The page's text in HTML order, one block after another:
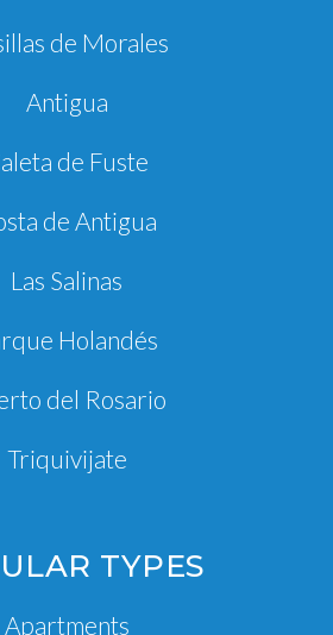
de Morales
Antigua
de Fuste
de Antigua
Las Salinas
Holandés
del Rosario
Triquivijate
TYPES
Apartments